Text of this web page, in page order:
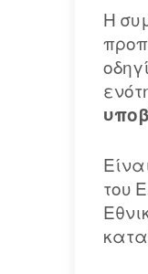
Η
του